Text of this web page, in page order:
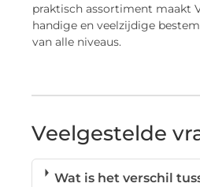
praktisch assortiment maakt
handige en veelzijdige
van alle niveaus.
Veelgestelde
Wat is het verschil